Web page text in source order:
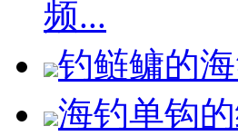
频...
钓鲢鳙的
海钓单钩